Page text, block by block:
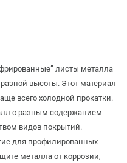
листы металла
высоты. Этот материал
всего холодной прокатки.
с разным содержанием
видов покрытий.
для профилированных
металла от коррозии,